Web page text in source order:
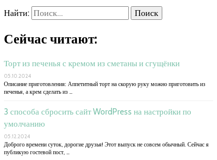
Найти:
Сейчас читают:
Торт из печенья с кремом из сметаны и сгущёнки
05.10.2024
Описание приготовления: Аппетитный торт на скорую руку можно приготовить из
печенья, а крем сделать из …
3 способа сбросить сайт WordPress на настройки по
умолчанию
05.12.2024
Доброго времени суток, дорогие друзья! Этот выпуск не совсем обычный. Сейчас я
публикую гостевой пост, …